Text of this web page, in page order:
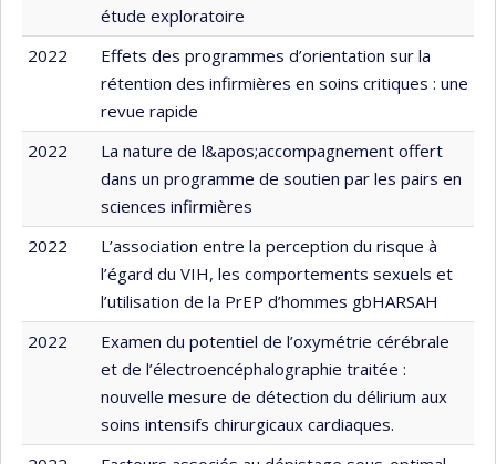
étude exploratoire
2022
Effets des programmes d’orientation sur la
rétention des infirmières en soins critiques : une
revue rapide
2022
La nature de l&apos;accompagnement offert
dans un programme de soutien par les pairs en
sciences infirmières
2022
L’association entre la perception du risque à
l’égard du VIH, les comportements sexuels et
l’utilisation de la PrEP d’hommes gbHARSAH
2022
Examen du potentiel de l’oxymétrie cérébrale
et de l’électroencéphalographie traitée :
nouvelle mesure de détection du délirium aux
soins intensifs chirurgicaux cardiaques.